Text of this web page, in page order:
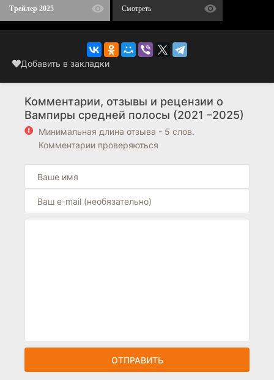
Трейлер 2025 Смотреть
Добавить в закладки
Комментарии, отзывы и рецензии о
Вампиры средней полосы (2021 –2025)
Минимальная длина отзыва - 5 слов.
Комментарии проверяються
ОТПРАВИТЬ